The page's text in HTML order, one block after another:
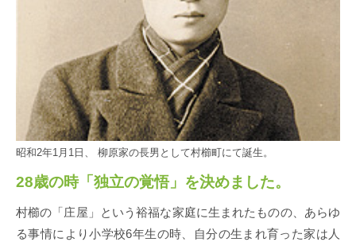
昭和2年1月1日、 柳原家の長男として村櫛町にて誕生。
28歳の時「独立の覚悟」を決めました。
村櫛の「庄屋」という裕福な家庭に生まれたものの、あらゆ
る事情により小学校6年生の時、自分の生まれ育った家は人